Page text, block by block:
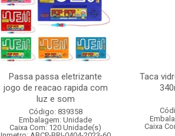
Passa passa eletrizante
jogo de reacao rapida com
luz e som
Código: 839358
Embalagem: Unidade
Caixa Com: 120 Unidade(s)
Taca
Caixa